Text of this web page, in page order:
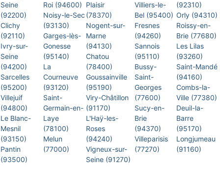
Seine
(92200)
Clichy
(92110)
Ivry-sur-
Seine
(94200)
Sarcelles
(95200)
Villejuif
(94800)
Le Blanc-
Mesnil
(93150)
Pantin
(93500)
Roi (94600)
Noisy-le-Sec
(93130)
Garges-lès-
Gonesse
(95140)
La
Courneuve
(93120)
Saint-
Germain-en-
Laye
(78100)
Melun
(77000)
Plaisir
(78370)
Nogent-sur-
Marne
(94130)
Chatou
(78400)
Goussainville
(95190)
Viry-Châtillon
(91170)
L'Haÿ-les-
Roses
(94240)
Vigneux-sur-
Seine (91270)
Villiers-le-
Bel (95400)
Fresnes
(94260)
Sannois
(95110)
Bussy-
Saint-
Georges
(77600)
Sucy-en-
Brie
(94370)
Villeparisis
(77270)
(92310)
Orly (94310)
Roissy-en-
Brie (77680)
Les Lilas
(93260)
Saint-Mandé
(94160)
Combs-la-
Ville (77380)
Deuil-la-
Barre
(95170)
Longjumeau
(91160)